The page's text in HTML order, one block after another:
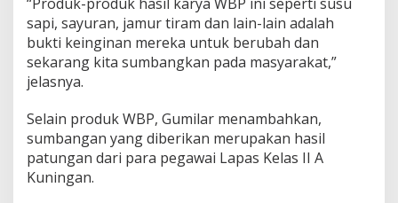
sapi, sayuran, jamur tiram dan lain-lain adalah
bukti keinginan mereka untuk berubah dan
sekarang kita sumbangkan pada masyarakat,”
jelasnya.
Selain produk WBP, Gumilar menambahkan,
sumbangan yang diberikan merupakan hasil
patungan dari para pegawai Lapas Kelas II A
Kuningan.